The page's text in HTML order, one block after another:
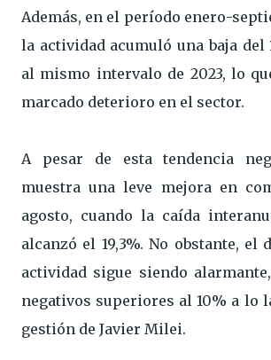
Además, en el período enero-
la actividad acumuló una baja del
al mismo intervalo de 2023, lo
marcado deterioro en el sector.
A pesar de esta tendencia
muestra una leve mejora en
agosto, cuando la caída
alcanzó el 19,3%. No obstante, el
actividad sigue siendo
negativos superiores al 10% a lo
gestión de Javier Milei.